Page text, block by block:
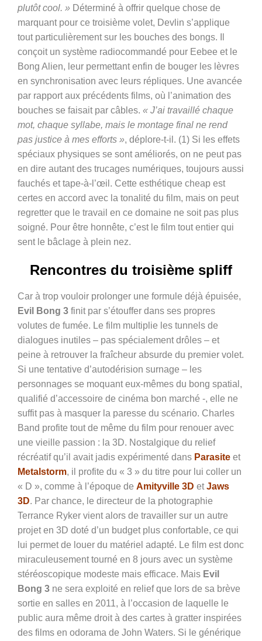
plutôt cool. » Déterminé à offrir quelque chose de
marquant pour ce troisième volet, Devlin s’applique
tout particulièrement sur les bouches des bongs. Il
conçoit un système radiocommandé pour Eebee et le
Bong Alien, leur permettant enfin de bouger les lèvres
en synchronisation avec leurs répliques. Une avancée
par rapport aux précédents films, où l’animation des
bouches se faisait par câbles. « J’ai travaillé chaque
mot, chaque syllabe, mais le montage final ne rend
pas justice à mes efforts », déplore-t-il. (1) Si les effets
spéciaux physiques se sont améliorés, on ne peut pas
en dire autant des trucages numériques, toujours aussi
fauchés et tape-à-l’œil. Cette esthétique cheap est
certes en accord avec la tonalité du film, mais on peut
regretter que le travail en ce domaine ne soit pas plus
soigné. Pour être honnête, c’est le film tout entier qui
sent le bâclage à plein nez.
Rencontres du troisième spliff
Car à trop vouloir prolonger une formule déjà épuisée,
Evil Bong 3 finit par s’étouffer dans ses propres
volutes de fumée. Le film multiplie les tunnels de
dialogues inutiles – pas spécialement drôles – et
peine à retrouver la fraîcheur absurde du premier volet.
Si une tentative d’autodérision surnage – les
personnages se moquant eux-mêmes du bong spatial,
qualifié d’accessoire de cinéma bon marché -, elle ne
suffit pas à masquer la paresse du scénario. Charles
Band profite tout de même du film pour renouer avec
une vieille passion : la 3D. Nostalgique du relief
récréatif qu’il avait jadis expérimenté dans Parasite et
Metalstorm, il profite du « 3 » du titre pour lui coller un
« D », comme à l’époque de Amityville 3D etJaws
3D. Par chance, le directeur de la photographie
Terrance Ryker vient alors de travailler sur un autre
projet en 3D doté d’un budget plus confortable, ce qui
lui permet de louer du matériel adapté. Le film est donc
miraculeusement tourné en 8 jours avec un système
stéréoscopique modeste mais efficace. Mais Evil
Bong 3 ne sera exploité en relief que lors de sa brève
sortie en salles en 2011, à l’occasion de laquelle le
public aura même droit à des cartes à gratter inspirées
des films en odorama de John Waters. Si le générique